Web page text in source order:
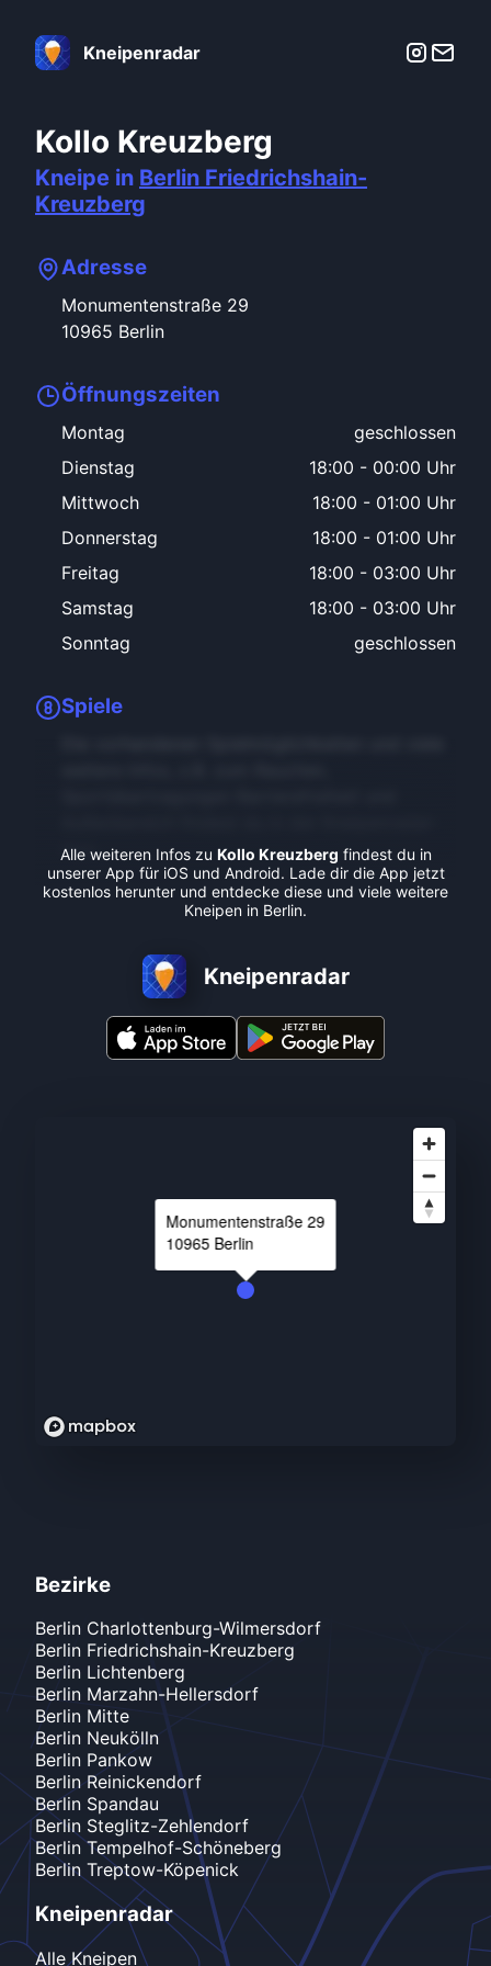
Kneipenradar
Kollo Kreuzberg
Kneipe in Berlin Friedrichshain-
Kreuzberg
Adresse
Monumentenstraße 29
10965 Berlin
Öffnungszeiten
Montag
geschlossen
Dienstag
18:00 - 00:00 Uhr
Mittwoch
18:00 - 01:00 Uhr
Donnerstag
18:00 - 01:00 Uhr
Freitag
18:00 - 03:00 Uhr
Samstag
18:00 - 03:00 Uhr
Sonntag
geschlossen
Spiele
App.
Alle weiteren Infos zu Kollo Kreuzberg findest du in
unserer App für iOS und Android. Lade dir die App jetzt
kostenlos herunter und entdecke diese und viele weitere
Kneipen in Berlin.
Kneipenradar
Monumentenstraße 29
10965 Berlin
Kneipenradar
Alle Kneipen
Bezirke
Berlin Charlottenburg-Wilmersdorf
Berlin Friedrichshain-Kreuzberg
Berlin Lichtenberg
Berlin Marzahn-Hellersdorf
Berlin Mitte
Berlin Neukölln
Berlin Pankow
BerlinReinickendorf
Berlin Spandau
Berlin Steglitz-Zehlendorf
BerlinTempelhof-Schöneberg
Berlin Treptow-Köpenick